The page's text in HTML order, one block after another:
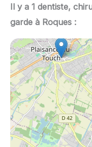
Il y a 1 dentiste,
garde à Roques :